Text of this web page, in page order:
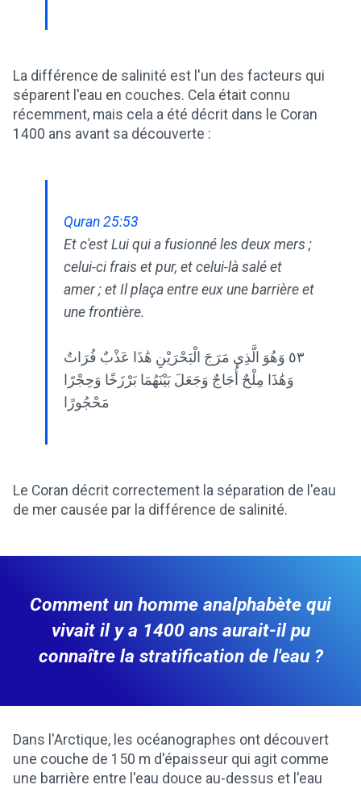
La différence de salinité est l'un des facteurs qui
séparent l'eau en couches. Cela était connu
récemment, mais cela a été décrit dans le Coran
1400 ans avant sa découverte :
Quran 25:53
Et c'est Lui qui a fusionné les deux mers ;
celui-ci frais et pur, et celui-là salé et
amer ; et Il plaça entre eux une barrière et
une frontière.
٥٣ وَهُوَ الَّذِي مَرَجَ الْبَحْرَيْنِ هَٰذَا عَذْبٌ فُرَاتٌ
وَهَٰذَا مِلْحٌ أُجَاجٌ وَجَعَلَ بَيْنَهُمَا بَرْزَخًا وَحِجْرًا
مَحْجُورًا
Le Coran décrit correctement la séparation de l'eau
de mer causée par la différence de salinité.
Comment un homme analphabète qui
vivait il y a 1400 ans aurait-il pu
connaître la stratification de l'eau ?
Dans l'Arctique, les océanographes ont découvert
une couche de 150 m d'épaisseur qui agit comme
une barrière entre l'eau douce au-dessus et l'eau